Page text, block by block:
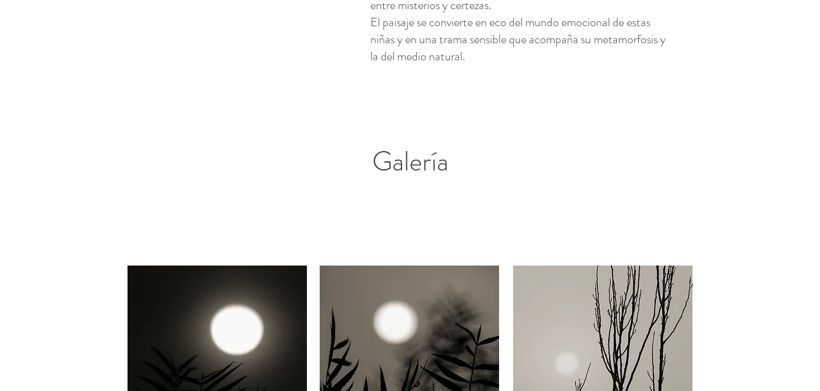
entre misterios y certezas.
El paisaje se convierte en eco del mundo emocional de estas
niñas y en una trama sensible que acompaña su metamorfosis y
la del medio natural.
Galería